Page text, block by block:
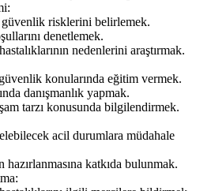
risklerini belirlemek.
denetlemek.
nedenlerini araştırmak.
konularında eğitim vermek.
danışmanlık yapmak.
tarzı konusunda bilgilendirmek.
acil durumlara müdahale
katkıda bulunmak.